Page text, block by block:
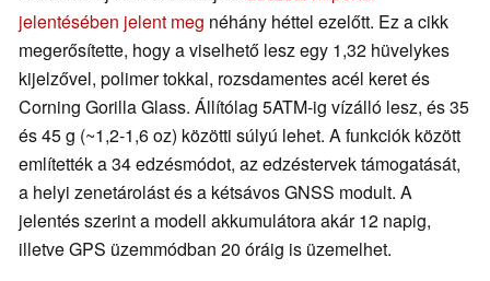
jelentésében jelent meg néhány héttel ezelőtt. Ez a cikk
megerősítette, hogy a viselhető lesz egy 1,32 hüvelykes
kijelzővel, polimer tokkal, rozsdamentes acél keret és
Corning Gorilla Glass. Állítólag 5ATM-ig vízálló lesz, és 35
és 45 g (~1,2-1,6 oz) közötti súlyú lehet. A funkciók között
említették a 34 edzésmódot, az edzéstervek támogatását,
a helyi zenetárolást és a kétsávos GNSS modult. A
jelentés szerint a modell akkumulátora akár 12 napig,
illetve GPS üzemmódban 20 óráig is üzemelhet.